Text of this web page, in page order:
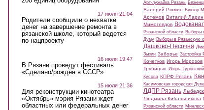
17 июля 21:04
Родители сообщили о нехватке
денег на завершение ремонта в
рязанской школе, который ведется
по нацпроекту
16 июля 19:47
В Рязани проведут фестиваль
«Сделано/рождён в СССР»
15 июля 21:36
Для реконструкции кинотеатра
«Октябрь» мэрия Рязани ждет
областных или федеральных денег
Арт-лужайка Рязань
Валерий Рюмин Виктор
Артемов Виталий Ларин
Мимоглядов
Рязанской области Выборы
Думу Выборы в Рязанскую
Дашково-Песочня
Зызин Заборье Застройка
Кочетков Игорь Морозов
Трубицын Игорь Туровский
Кусова КПРФ Рязань
Касимовская городская
ЛДПР Рязань
Людмила Кибальникова
Рязанской области